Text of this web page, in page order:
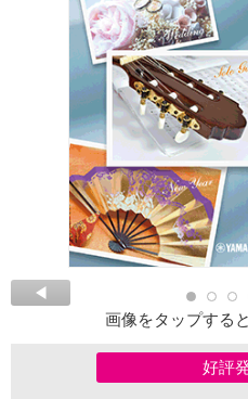
画像をタップする
好評